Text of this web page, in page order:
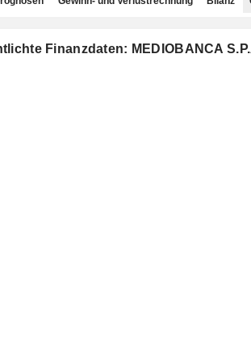
Finanzdaten: MEDIOBANCA